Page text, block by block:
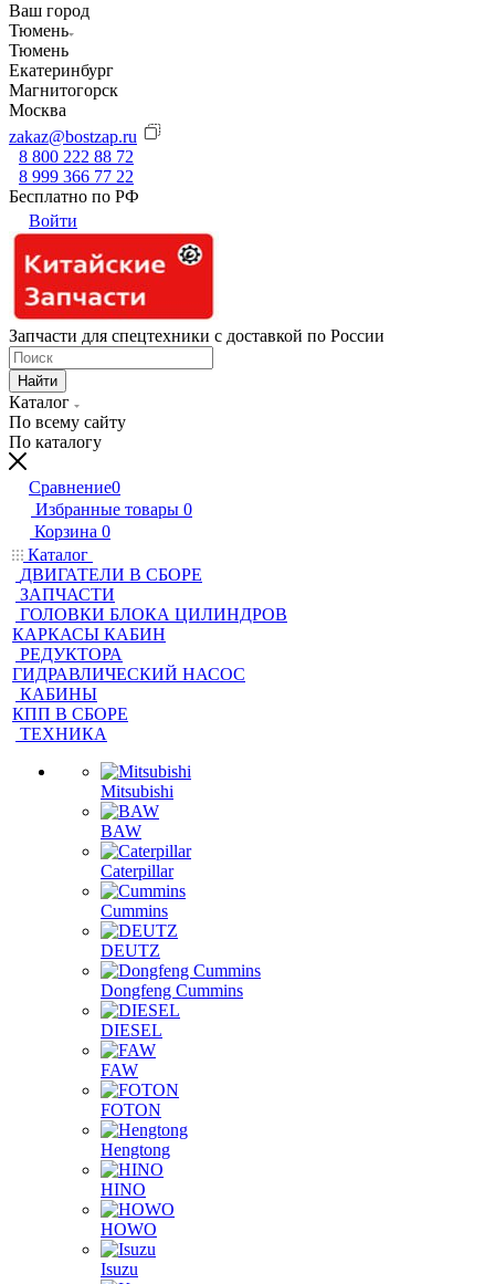
Ваш город
Тюмень
Тюмень
Екатеринбург
Магнитогорск
Москва
zakaz@bostzap.ru
8 800 222 88 72
8 999 366 77 22
Бесплатно по РФ
Войти
Запчасти для спецтехники с доставкой по России
Найти
Каталог
По всему сайту
По каталогу
Сравнение0
Избранные товары 0
Корзина 0
Каталог
ДВИГАТЕЛИ В СБОРЕ
ЗАПЧАСТИ
ГОЛОВКИ БЛОКА ЦИЛИНДРОВ
КАРКАСЫ КАБИН
РЕДУКТОРА
ГИДРАВЛИЧЕСКИЙ НАСОС
КАБИНЫ
КПП В СБОРЕ
ТЕХНИКА
Mitsubishi
BAW
Caterpillar
Cummins
DEUTZ
Dongfeng Cummins
DIESEL
FAW
FOTON
Hengtong
HINO
HOWO
Isuzu